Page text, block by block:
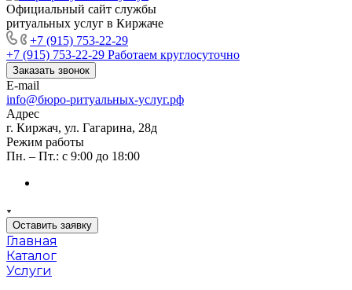
Официальный сайт службы
ритуальных услуг в Киржаче
+7 (915) 753-22-29
+7 (915) 753-22-29 Работаем круглосуточно
Заказать звонок
E-mail
info@бюро-ритуальных-услуг.рф
Адрес
г. Киржач, ул. Гагарина, 28д
Режим работы
Пн. – Пт.: с 9:00 до 18:00
Оставить заявку
Главная
Каталог
Услуги